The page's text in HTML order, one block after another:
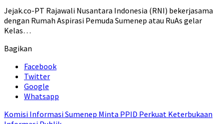
Jejak.co-PT Rajawali Nusantara Indonesia (RNI) bekerjasama
dengan Rumah Aspirasi Pemuda Sumenep atau RuAs gelar
Kelas…
Bagikan
Facebook
Twitter
Google
Whatsapp
Komisi Informasi Sumenep Minta PPID Perkuat Keterbukaan